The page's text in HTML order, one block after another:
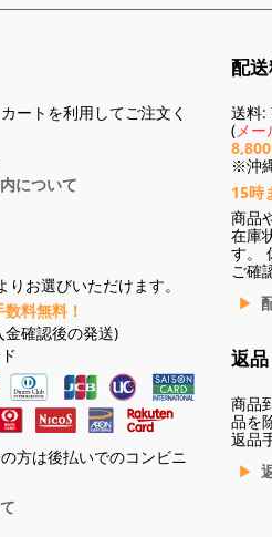
ートを利用してご注文く
について
お選びいただけます。
料無料！
確認後の発送)
方は後払いでのコンビニ
配
送料:
(メー
※沖
15時
商品
在庫
す。
ご確
返
商品
品を
返品